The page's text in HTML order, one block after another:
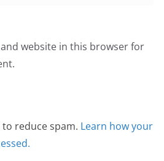
website in this browser for
reduce spam. Learn how your